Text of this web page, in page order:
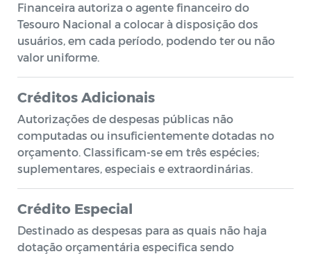
Financeira autoriza o agente financeiro do
Tesouro Nacional a colocar à disposição dos
usuários, em cada período, podendo ter ou não
valor uniforme.
Créditos Adicionais
Autorizações de despesas públicas não
computadas ou insuficientemente dotadas no
orçamento. Classificam-se em três espécies;
suplementares, especiais e extraordinárias.
Crédito Especial
Destinado as despesas para as quais não haja
dotação orçamentária especifica sendo